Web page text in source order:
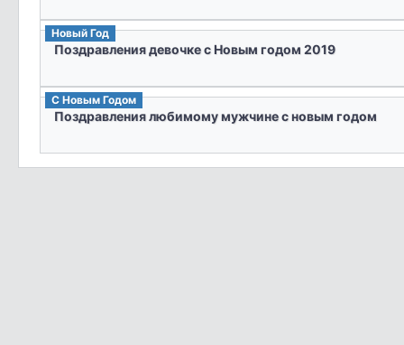
Новый Год
Поздравления девочке с Новым годом 2019
С Новым Годом
Поздравления любимому мужчине с новым годом